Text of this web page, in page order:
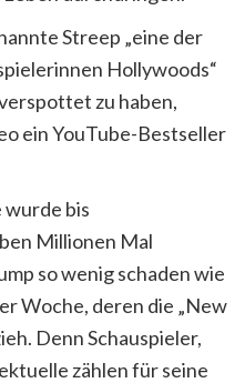
Streep „eine der
Hollywoods“
zu haben,
ein YouTube-Bestseller
wurde bis
Millionen Mal
so wenig schaden wie
Woche, deren die „New
Denn Schauspieler,
zählen für seine